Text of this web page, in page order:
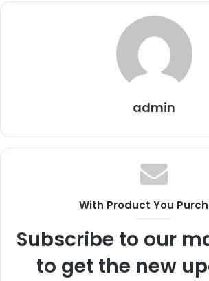
admin
With Product You
Subscribe to our
to get the new